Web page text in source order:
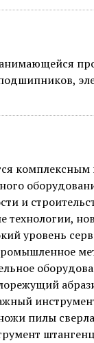
и
технологии,
уровень
пилы